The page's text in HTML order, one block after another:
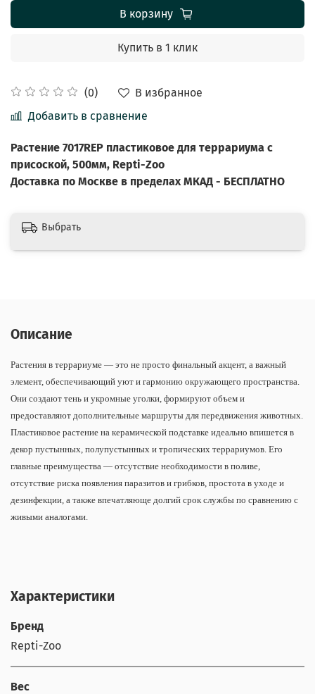
(0)
В избранное
Добавить в сравнение
В корзину
Купить в 1 клик
Растение 7017REP пластиковое для террариума с
присоской, 500мм, Repti-Zoo
Доставка по Москве в пределах МКАД - БЕСПЛАТНО
Выбрать
Описание
Растения в террариуме — это не просто финальный акцент, а важный
элемент, обеспечивающий уют и гармонию окружающего пространства.
Они создают тень и укромные уголки, формируют объем и
предоставляют дополнительные маршруты для передвижения животных.
Пластиковое растение на керамической подставке идеально впишется в
декор пустынных, полупустынных и тропических террариумов. Его
главные преимущества — отсутствие необходимости в поливе,
отсутствие риска появления паразитов и грибков, простота в уходе и
дезинфекции, а также впечатляюще долгий срок службы по сравнению с
живыми аналогами.
Характеристики
Бренд
Repti-Zoo
Вес